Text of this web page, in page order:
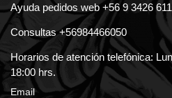
Ayuda pedidos web +56 9 3426
Consultas +56984466050
Horarios de atención telefónica:
18:00 hrs.
Email